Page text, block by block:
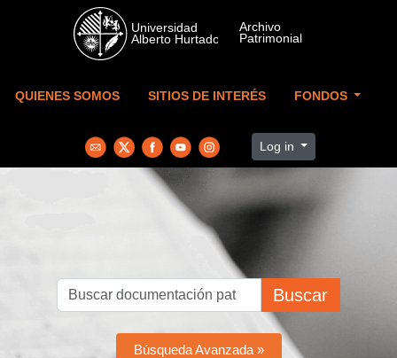
Skip to main content
QUIENES SOMOS SITIOS DE INTERÉS FONDOS
Log in
Buscar
Búsqueda Avanzada »